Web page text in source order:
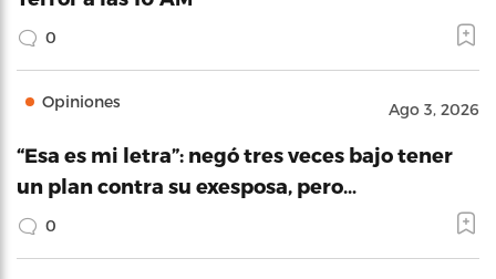
0
Opiniones Ago 3, 2026
“Esa es mi letra”: negó tres veces bajo tener
un plan contra su exesposa, pero…
0